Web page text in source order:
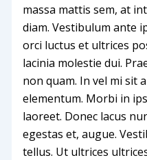
massa mattis sem, at
diam. Vestibulum ante
orci luctus et ultrices
lacinia molestie dui.
non quam. In vel mi sit
elementum. Morbi in
laoreet. Donec lacus
egestas et, augue.
tellus. Ut ultrices